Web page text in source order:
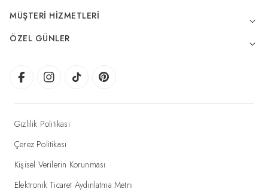
MÜŞTERI HIZMETLERI
ÖZEL GÜNLER
Gizlilik Politikası
Çerez Politikası
Kişisel Verilerin Korunması
Elektronik Ticaret Aydınlatma Metni